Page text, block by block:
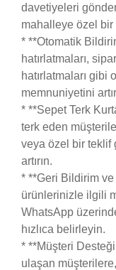
davetiyeleri
mahalleye özel
* **Otomatik
hatırlatmaları,
hatırlatmaları gibi
memnuniyetini
* **Sepet Terk
terk eden
veya özel bir teklif
artırın.
* **Geri Bildirim
ürünlerinizle ilgili
WhatsApp
hızlıca belirleyin.
* **Müşteri Desteği
ulaşan